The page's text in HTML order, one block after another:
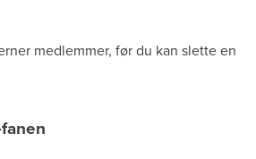
medlemmer, før du kan slette en